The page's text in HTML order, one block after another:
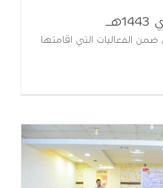
الأحد 19/10/2021 من ضمن الفعاليات التي اقامتها